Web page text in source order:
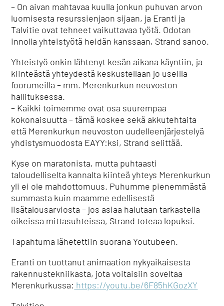
– On aivan mahtavaa kuulla jonkun puhuvan arvon
luomisesta resurssienjaon sijaan, ja Eranti ja
Talvitie ovat tehneet vaikuttavaa työtä. Odotan
innolla yhteistyötä heidän kanssaan, Strand sanoo.
Yhteistyö onkin lähtenyt kesän aikana käyntiin, ja
kiinteästä yhteydestä keskustellaan jo useilla
foorumeilla – mm. Merenkurkun neuvoston
hallituksessa.
– Kaikki toimemme ovat osa suurempaa
kokonaisuutta – tämä koskee sekä akkutehtaita
että Merenkurkun neuvoston uudelleenjärjestelyä
yhdistysmuodosta EAYY:ksi, Strand selittää.
Kyse on maratonista, mutta puhtaasti
taloudelliselta kannalta kiinteä yhteys Merenkurkun
yli ei ole mahdottomuus. Puhumme pienemmästä
summasta kuin maamme edellisestä
lisätalousarviosta – jos asiaa halutaan tarkastella
oikeissa mittasuhteissa, Strand toteaa lopuksi.
Tapahtuma lähetettiin suorana Youtubeen.
Eranti on tuottanut animaation nykyaikaisesta
rakennustekniikasta, jota voitaisiin soveltaa
Merenkurkussa: https://youtu.be/6F85hKGozXY